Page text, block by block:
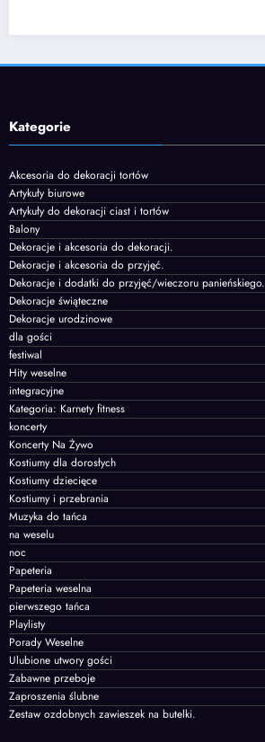
Kategorie
Akcesoria do dekoracji tortów
Artykuły biurowe
Artykuły do dekoracji ciast i tortów
Balony
Dekoracje i akcesoria do dekoracji.
Dekoracje i akcesoria do przyjęć.
Dekoracje i dodatki do przyjęć/wieczoru panieńskiego.
Dekoracje świąteczne
Dekoracje urodzinowe
dla gości
festiwal
Hity weselne
integracyjne
Kategoria: Karnety fitness
koncerty
Koncerty Na Żywo
Kostiumy dla dorosłych
Kostiumy dziecięce
Kostiumy i przebrania
Muzyka do tańca
na weselu
noc
Papeteria
Papeteria weselna
pierwszego tańca
Playlisty
Porady Weselne
Ulubione utwory gości
Zabawne przeboje
Zaproszenia ślubne
Zestaw ozdobnych zawieszek na butelki.